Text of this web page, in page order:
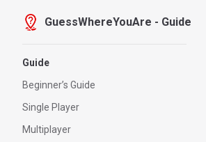
Skip to content
GuessWhereYouAre - Guide
Guide
Beginner’s Guide
Single Player
Multiplayer